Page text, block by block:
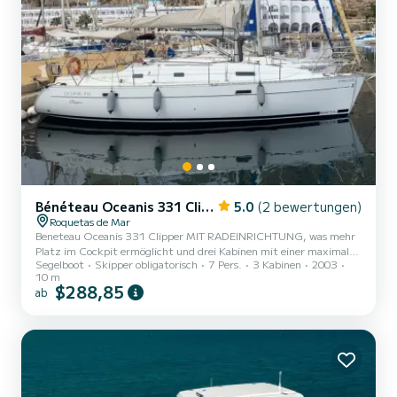
Bénéteau Oceanis 331 Clipper 5.0 (2 bewertungen)
Roquetas de Mar
Beneteau Oceanis 331 Clipper MIT RADEINRICHTUNG, was mehr
Platz im Cockpit ermöglicht und drei Kabinen mit einer maximalen
Kapazität von 7 Personen.
Segelboot Skipper obligatorisch 7 Pers. 3 Kabinen
2003
10 m
ab $288,85